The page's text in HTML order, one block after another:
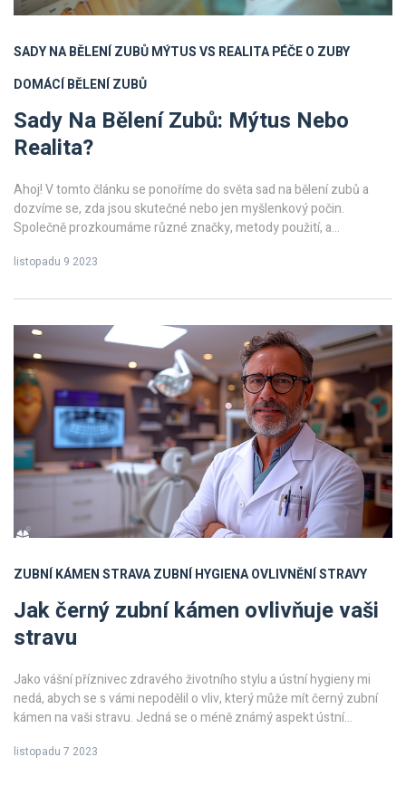
SADY NA BĚLENÍ ZUBŮMÝTUS VS REALITAPÉČE O ZUBY
DOMÁCÍ BĚLENÍ ZUBŮ
Sady Na Bělení Zubů: Mýtus Nebo
Realita?
Ahoj! V tomto článku se ponoříme do světa sad na bělení zubů a
dozvíme se, zda jsou skutečné nebo jen myšlenkový počin.
Společně prozkoumáme různé značky, metody použití, a
vás hodně informací, tak se na to pojďme vrhnout. Spoiler: Není to
listopadu 9 2023
ZUBNÍ KÁMENSTRAVAZUBNÍ HYGIENAOVLIVNĚNÍ STRAVY
Jak černý zubní kámen ovlivňuje vaši
stravu
Jako vášní příznivec zdravého životního stylu a ústní hygieny mi
nedá, abych se s vámi nepodělil o vliv, který může mít černý zubní
kámen na vaši stravu. Jedná se o méně známý aspekt ústní
článku se podíváme na to, jak přesně tato nepříjemná zubní choroba
listopadu 7 2023